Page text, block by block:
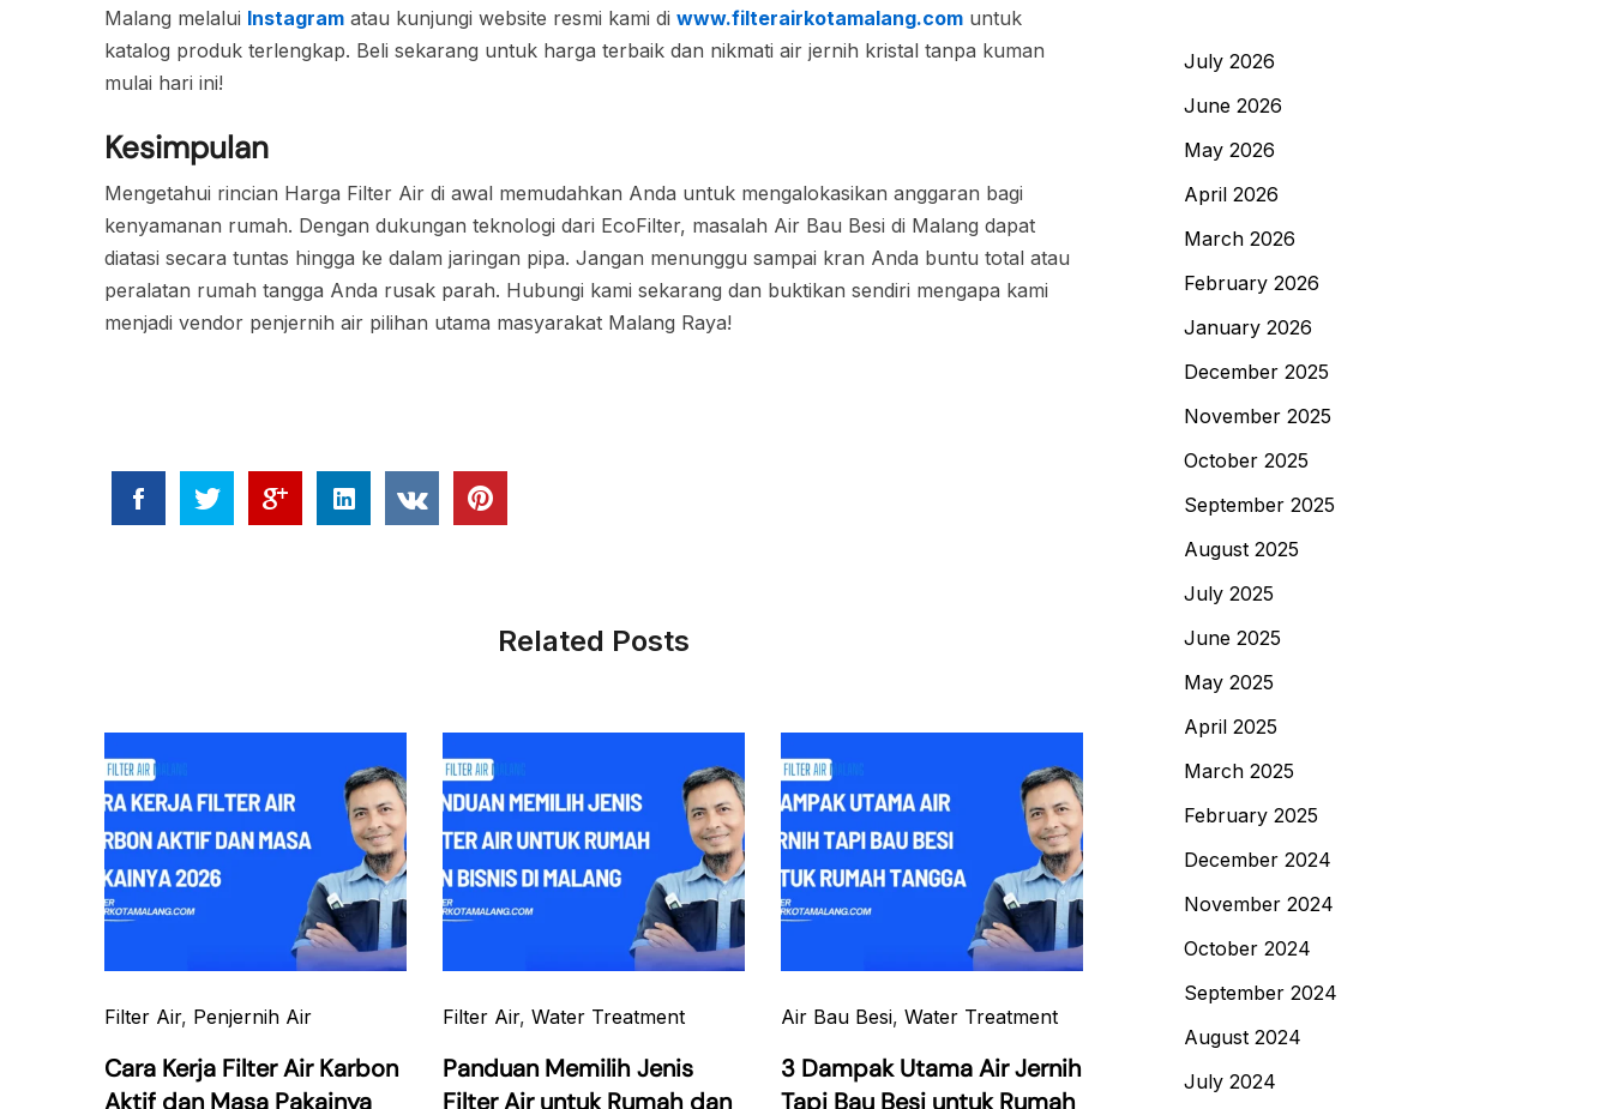
Malang melalui Instagram atau kunjungi website resmi kami di www.filterairkotamalang.com untuk
katalog produk terlengkap. Beli sekarang untuk harga terbaik dan nikmati air jernih kristal tanpa kuman
mulai hari ini!
Kesimpulan
Mengetahui rincian Harga Filter Air di awal memudahkan Anda untuk mengalokasikan anggaran bagi
kenyamanan rumah. Dengan dukungan teknologi dari EcoFilter, masalah Air Bau Besi di Malang dapat
diatasi secara tuntas hingga ke dalam jaringan pipa. Jangan menunggu sampai kran Anda buntu total atau
peralatan rumah tangga Anda rusak parah. Hubungi kami sekarang dan buktikan sendiri mengapa kami
menjadi vendor penjernih air pilihan utama masyarakat Malang Raya!
Related Posts
Filter Air, Penjernih Air
Cara Kerja Filter Air Karbon
Aktif dan Masa Pakainya
Filter Air, Water Treatment
Panduan Memilih Jenis
Filter Air untuk Rumah dan
Air Bau Besi, Water Treatment
3 Dampak Utama Air Jernih
Tapi Bau Besi untuk Rumah
Jasa Instalasi Filter Air di
Malang Raya dan
July 2026
June 2026
May 2026
April 2026
March 2026
February 2026
January 2026
December 2025
November 2025
October 2025
September 2025
August 2025
July 2025
June 2025
May 2025
April 2025
March 2025
February 2025
December 2024
November 2024
October 2024
September 2024
August 2024
July 2024